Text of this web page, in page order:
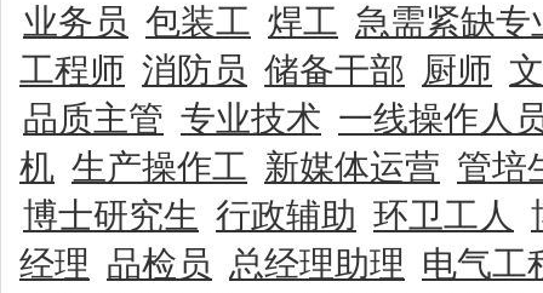
业务员 包装工 焊工 急需紧缺专
工程师 消防员 储备干部 厨师
品质主管 专业技术 一线操作人
机 生产操作工 新媒体运营 管培
博士研究生 行政辅助 环卫工人
经理 品检员 总经理助理 电气工